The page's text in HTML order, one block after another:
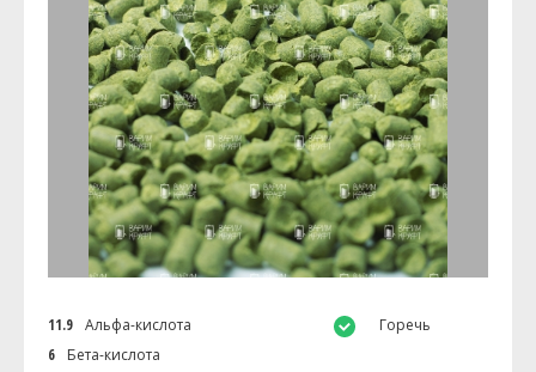
11.9 Альфа-кислота
6
Бета-кислота
Горечь